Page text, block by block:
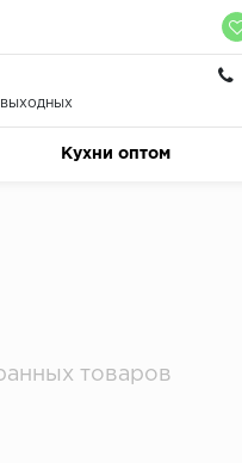
Кухни оптом
товаров